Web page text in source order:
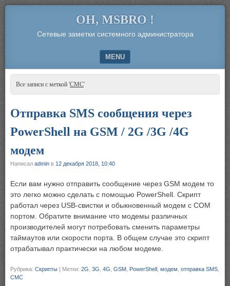
OH, MSBRO !
Сетевые заметки системного администратора
MENU
SKIP TO CONTENT
Все записи с меткой 'СМС'
Отправка SMS сообщения через
PowerShell на GSM / 2G /3G /4G
модем
Написал admin в 12 декабря 2018, 10:40
Если вам нужно отправить сообщение через GSM модем то
это легко можно сделать с помощью PowerShell. Скрипт
работал через USB-свистки и обыкновенный модем с COM
портом. Обратите внимание что модемы различных
производителей могут потребовать сменить параметры
таймаутов или скорости порта. В общем случае это скрипт
отрабатывал практически на любом модеме.
Рубрика: Скрипты | Метки: 2G 3G 4G GSM PowerShell модем отправка SMS
СМС